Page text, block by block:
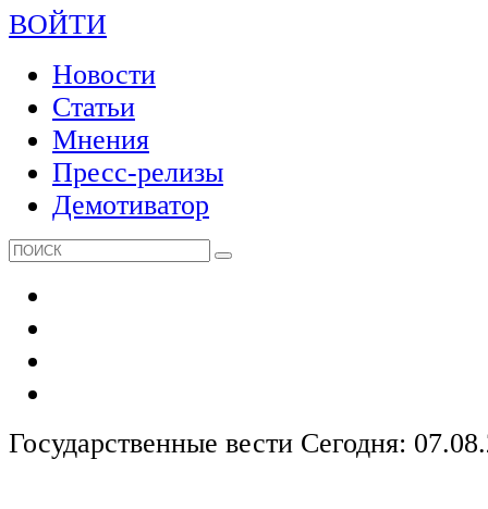
ВОЙТИ
Новости
Статьи
Мнения
Пресс-релизы
Демотиватор
Государственные вести Сегодня: